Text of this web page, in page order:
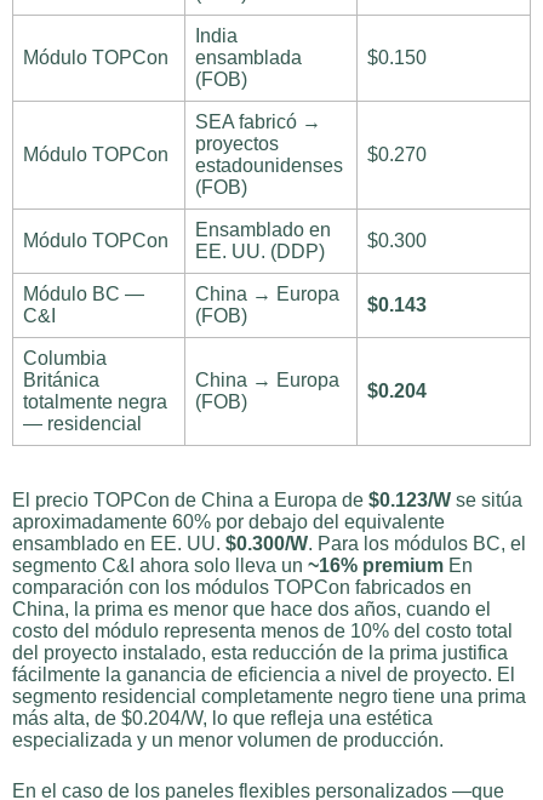
Módulo TOPCon
India
ensamblada
(FOB)
$0.150
Módulo TOPCon
SEA fabricó →
proyectos
estadounidenses
(FOB)
$0.270
Módulo TOPCon
Ensamblado en
EE. UU. (DDP)
$0.300
Módulo BC —
C&I
China → Europa
(FOB)
$0.143
Columbia
Británica
totalmente negra
— residencial
China → Europa
(FOB)
$0.204
El precio TOPCon de China a Europa de $0.123/W se sitúa
aproximadamente 60% por debajo del equivalente
ensamblado en EE. UU. $0.300/W. Para los módulos BC, el
segmento C&I ahora solo lleva un ~16% premium En
comparación con los módulos TOPCon fabricados en
China, la prima es menor que hace dos años, cuando el
costo del módulo representa menos de 10% del costo total
del proyecto instalado, esta reducción de la prima justifica
fácilmente la ganancia de eficiencia a nivel de proyecto. El
segmento residencial completamente negro tiene una prima
más alta, de $0.204/W, lo que refleja una estética
especializada y un menor volumen de producción.
En el caso de los paneles flexibles personalizados —que